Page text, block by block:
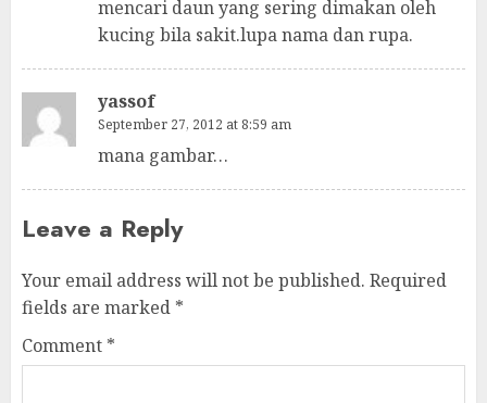
mencari daun yang sering dimakan oleh
kucing bila sakit.lupa nama dan rupa.
yassof
September 27, 2012 at 8:59 am
mana gambar…
Leave a Reply
Your email address will not be published. Required
fields are marked *
Comment *